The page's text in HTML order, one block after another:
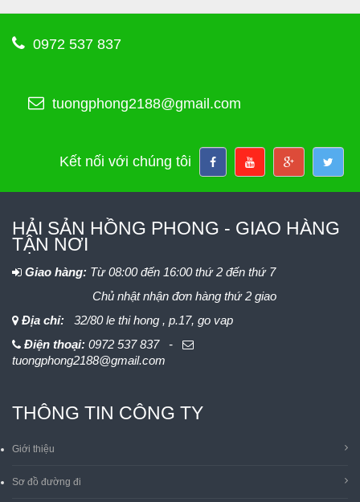
0972 537 837
tuongphong2188@gmail.com
Kết nối với chúng tôi
HẢI SẢN HỒNG PHONG - GIAO HÀNG
TẬN NƠI
Giao hàng: Từ 08:00 đến 16:00 thứ 2 đến thứ 7
Chủ nhật nhận đơn hàng thứ 2 giao
Địa chỉ:
32/80 le thi hong , p.17, go vap
Điện thoại: 0972 537 837 -
tuongphong2188@gmail.com
THÔNG TIN CÔNG TY
Giới thiệu
Sơ đồ đường đi